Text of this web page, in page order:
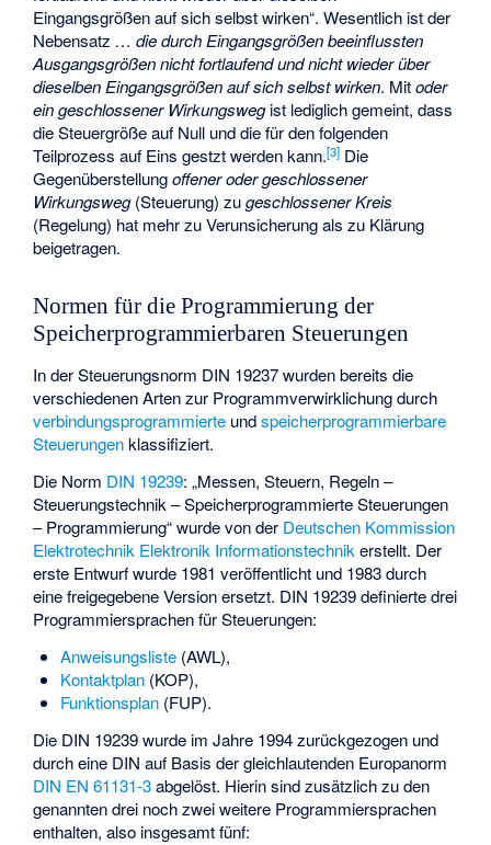
Eingangsgrößen auf sich selbst wirken“. Wesentlich ist der
Nebensatz … die durch Eingangsgrößen beeinflussten
Ausgangsgrößen nicht fortlaufend und nicht wieder über
dieselben Eingangsgrößen auf sich selbst wirken. Mitoder
ein geschlossener Wirkungswegist lediglich gemeint, dass
die Steuergröße auf Null und die für den folgenden
Teilprozess auf Eins gestzt werden kann.[3] Die
Gegenüberstellungoffener oder geschlossener
Wirkungsweg(Steuerung) zugeschlossener Kreis
(Regelung) hat mehr zu Verunsicherung als zu Klärung
beigetragen.
Normen für die Programmierung der
Speicherprogrammierbaren Steuerungen
In der Steuerungsnorm DIN 19237 wurden bereits die
verschiedenen Arten zur Programmverwirklichung durch
verbindungsprogrammierte undspeicherprogrammierbare
Steuerungenklassifiziert.
Die Norm DIN 19239: „Messen, Steuern, Regeln –
Steuerungstechnik – Speicherprogrammierte Steuerungen
– Programmierung“ wurde von der Deutschen Kommission
Elektrotechnik Elektronik Informationstechnikerstellt. Der
erste Entwurf wurde 1981 veröffentlicht und 1983 durch
eine freigegebene Version ersetzt. DIN 19239 definierte drei
Programmiersprachen für Steuerungen:
Anweisungsliste(AWL),
Kontaktplan(KOP),
Funktionsplan(FUP).
Die DIN 19239 wurde im Jahre 1994 zurückgezogen und
durch eine DIN auf Basis der gleichlautenden Europanorm
DIN EN 61131-3abgelöst. Hierin sind zusätzlich zu den
genannten drei noch zwei weitere Programmiersprachen
enthalten, also insgesamt fünf: